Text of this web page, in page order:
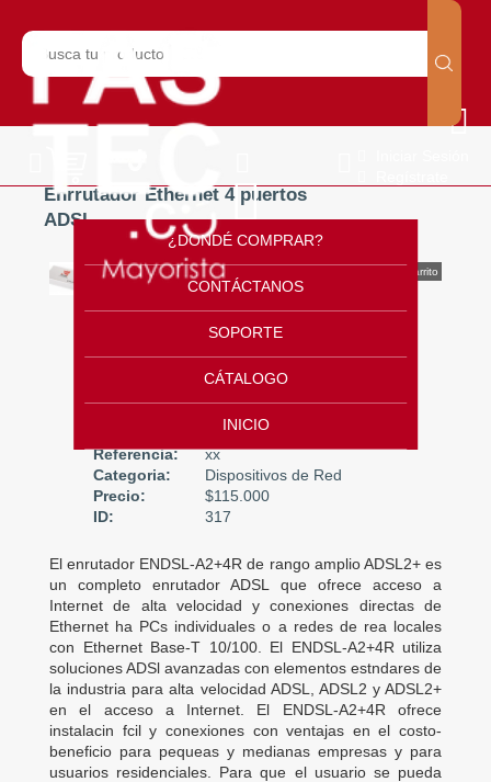
¿DONDÉ COMPRAR?
CONTÁCTANOS
SOPORTE
CÁTALOGO
INICIO
Enrrutador Ethernet 4 puertos
ADSL
Enrrutador
Ethernet 4
puertos ADSL
Referencia:
xx
Categoria:
Dispositivos de Red
Precio:
$115.000
ID:
317
El enrutador ENDSL-A2+4R de rango amplio ADSL2+ es
un completo enrutador ADSL que ofrece acceso a
Internet de alta velocidad y conexiones directas de
Ethernet ha PCs individuales o a redes de rea locales
con Ethernet Base-T 10/100. El ENDSL-A2+4R utiliza
soluciones ADSl avanzadas con elementos estndares de
la industria para alta velocidad ADSL, ADSL2 y ADSL2+
en el acceso a Internet. El ENDSL-A2+4R ofrece
instalacin fcil y conexiones con ventajas en el costo-
beneficio para pequeas y medianas empresas y para
usuarios residenciales. Para que el usuario se pueda